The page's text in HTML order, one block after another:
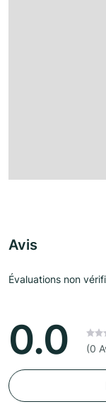
Avis
Évaluations non
0.0 (0